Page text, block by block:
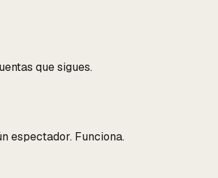
que sigues.
espectador. Funciona.